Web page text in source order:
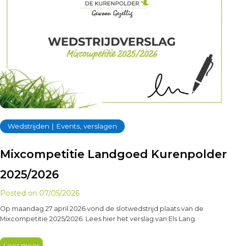
Wedstrijden | Events, verslagen
Mixcompetitie Landgoed Kurenpolder
2025/2026
Posted on 07/05/2026
Op maandag 27 april 2026 vond de slotwedstrijd plaats van de
Mixcompetitie 2025/2026. Lees hier het verslag van Els Lang.